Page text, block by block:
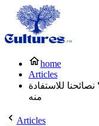
home
Articles
للاستفادة
منه
Articles